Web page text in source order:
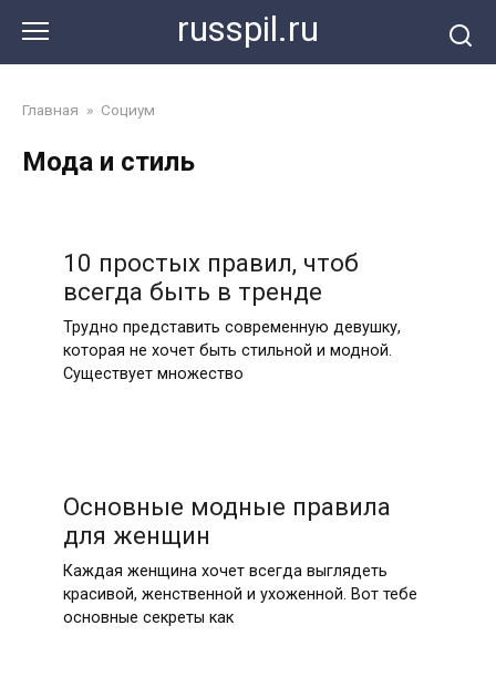
контенту
russpil.ru
Главная » Социум
Мода и стиль
10 простых правил, чтоб
всегда быть в тренде
Трудно представить современную девушку,
которая не хочет быть стильной и модной.
Существует множество
Основные модные правила
для женщин
Каждая женщина хочет всегда выглядеть
красивой, женственной и ухоженной. Вот тебе
основные секреты как